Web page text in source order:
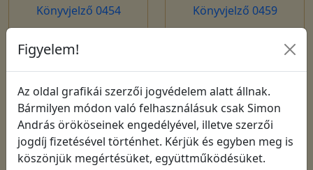
Könyvjelző 0454 Könyvjelző 0459
Figyelem!
Az oldal grafikái szerzői jogvédelem alatt állnak.
Bármilyen módon való felhasználásuk csak Simon
András örököseinek engedélyével, illetve szerzői
jogdíj fizetésével történhet. Kérjük és egyben meg is
köszönjük megértésüket, együttműködésüket.